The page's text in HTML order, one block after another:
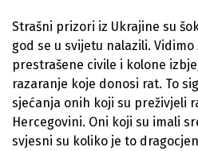
Strašni prizori iz Ukrajine su
god se u svijetu nalazili.
prestrašene civile i kolone
razaranje koje donosi rat. To
sjećanja onih koji su preživjeli
Hercegovini. Oni koji su imali
svjesni su koliko je to